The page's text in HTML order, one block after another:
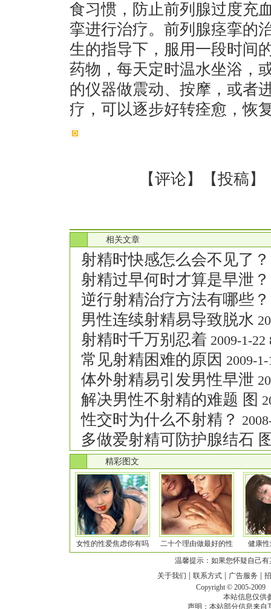
食习惯，防止前列腺过度充
挛进行治疗。前列腺痉挛的
生的指导下，服用一段时间
药物，每天定时温水坐浴，
的仪器做震动、按摩，或者
疗，可以逐步好转痊愈，恢
【评论 】【投稿 】
相关文章
射精时快感怎么会不见了？
射精过早何时才算是早泄？
逆行射精治疗方法有哪些？
男性连续射精易导致脱水
射精时千万别忍着 2009-1-22
常见射精困难的原因 2009-
体外射精易引发男性早泄
解决男性不射精的难题 图
性交时为什么不射精？
多做爱射精可防护腺结石
精彩图文
女性的性爱焦虑你有吗 二十个理由做最好的性
健康
温馨提示：如果您怀疑自己
关于我们
联系方式| 广告服务
Copyright © 2005-
本站信息仅供
声明：本站部分信息来自